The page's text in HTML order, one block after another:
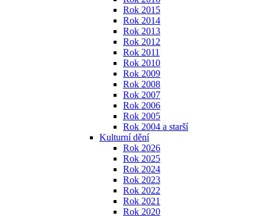
Rok 2015
Rok 2014
Rok 2013
Rok 2012
Rok 2011
Rok 2010
Rok 2009
Rok 2008
Rok 2007
Rok 2006
Rok 2005
Rok 2004 a starší
Kulturní dění
Rok 2026
Rok 2025
Rok 2024
Rok 2023
Rok 2022
Rok 2021
Rok 2020